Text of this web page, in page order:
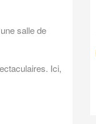
salle de
Ici,